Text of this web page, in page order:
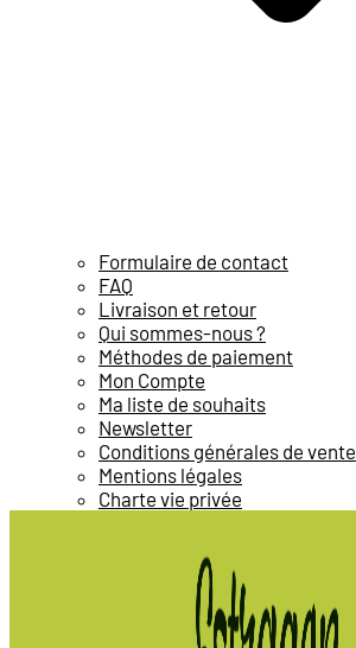
Formulaire de contact
FAQ
Livraison et retour
Qui sommes-nous ?
Méthodes de paiement
Mon Compte
Ma liste de souhaits
Newsletter
Conditions générales de vente
Mentions légales
Charte vie privée